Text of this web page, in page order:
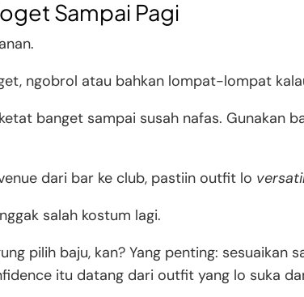
Sampai Pagi
ngobrol atau bahkan lompat-lompat
banget sampai susah nafas. Gunakan
dari bar ke club, pastiin outfit lo
salah kostum lagi.
pilih baju, kan? Yang penting:
itu datang dari outfit yang lo suka